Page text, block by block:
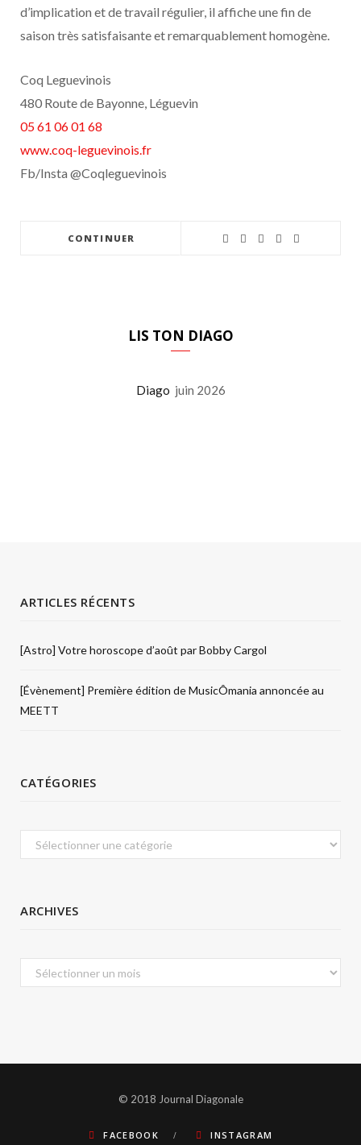
d’implication et de travail régulier, il affiche une fin de
saison très satisfaisante et remarquablement homogène.
Coq Leguevinois
480 Route de Bayonne, Léguevin
05 61 06 01 68
www.coq-leguevinois.fr
Fb/Insta @Coqleguevinois
CONTINUER
LIS TON DIAGO
Diago juin 2026
ARTICLES RÉCENTS
[Astro] Votre horoscope d’août par Bobby Cargol
[Évènement] Première édition de MusicÔmania annoncée au
MEETT
CATÉGORIES
Catégories
ARCHIVES
Archives
© 2018 Journal Diagonale
FACEBOOK INSTAGRAM